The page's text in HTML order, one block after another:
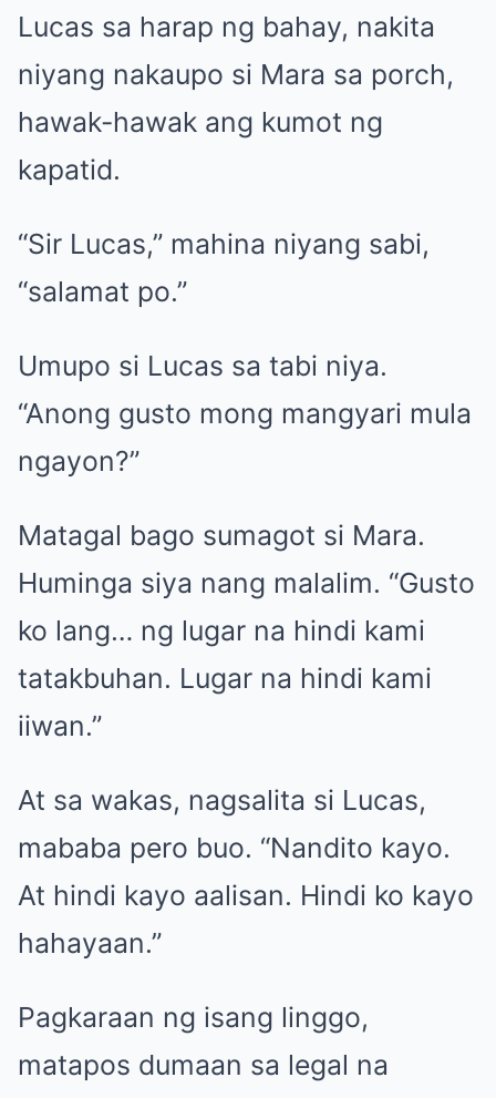
Lucas sa harap ng bahay, nakita
niyang nakaupo si Mara sa porch,
hawak-hawak ang kumot ng
kapatid.
“Sir Lucas,” mahina niyang sabi,
“salamat po.”
Umupo si Lucas sa tabi niya.
“Anong gusto mong mangyari mula
ngayon?”
Matagal bago sumagot si Mara.
Huminga siya nang malalim. “Gusto
ko lang… ng lugar na hindi kami
tatakbuhan. Lugar na hindi kami
iiwan.”
At sa wakas, nagsalita si Lucas,
mababa pero buo. “Nandito kayo.
At hindi kayo aalisan. Hindi ko kayo
hahayaan.”
Pagkaraan ng isang linggo,
matapos dumaan sa legal na